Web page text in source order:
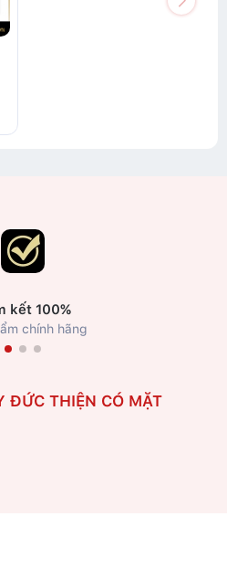
kết 100%
chính hãng
ĐỨC THIỆN CÓ MẶT